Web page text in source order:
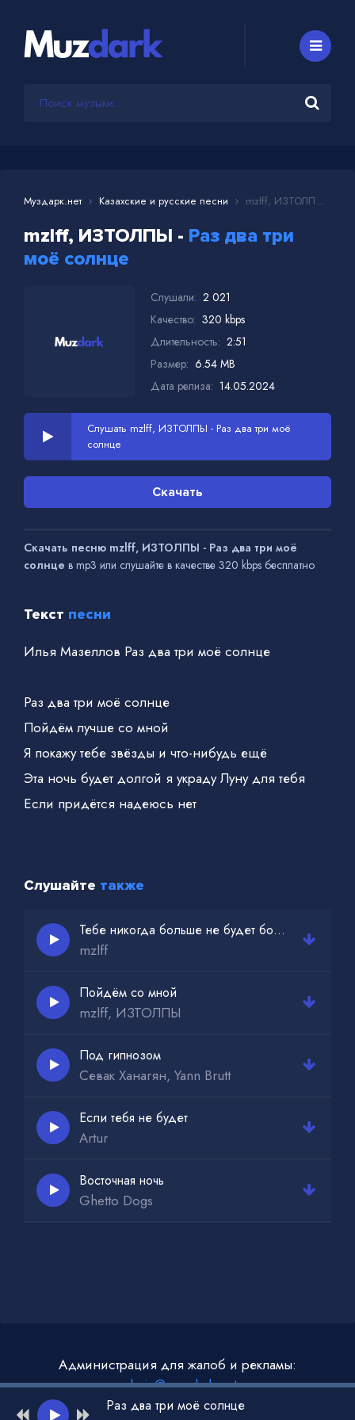
Муздарк.нет Казахские и русские песни mzlff, ИЗТОЛПЫ - Раз два три моё солнце
mzlff, ИЗТОЛПЫ - Раз два три
моё солнце
Слушали: 2 021
Качество: 320 kbps
Длительность: 2:51
Размер: 6.54 MB
Дата релиза: 14.05.2024
Слушать mzlff, ИЗТОЛПЫ - Раз два три моё
солнце
Скачать
Скачать песню mzlff, ИЗТОЛПЫ - Раз два три моё
солнце в mp3 или слушайте в качестве 320 kbps бесплатно
Текст песни
Илья Мазеллов Раз два три моё солнце
Раз два три моё солнце
Пойдём лучше со мной
Я покажу тебе звёзды и что-нибудь ещё
Эта ночь будет долгой я украду Луну для тебя
Если придётся надеюсь нет
Пойдём лучше со мной
Эта ночь будет долгой танцуем
Будто утро никогда не начнётся
Слушайте также
Тебе никогда больше не будет больно
mzlff
Пойдём со мной
mzlff, ИЗТОЛПЫ
Под гипнозом
Севак Ханагян, Yann Brutt
Если тебя не будет
Artur
Восточная ночь
Ghetto Dogs
Администрация для жалоб и рекламы:
admin@muzdark.net
Раз два три моё солнце